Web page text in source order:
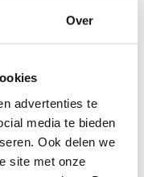
Over
advertenties te
media te bieden
Ook delen we
site met onze
Dankzij de
Prestop